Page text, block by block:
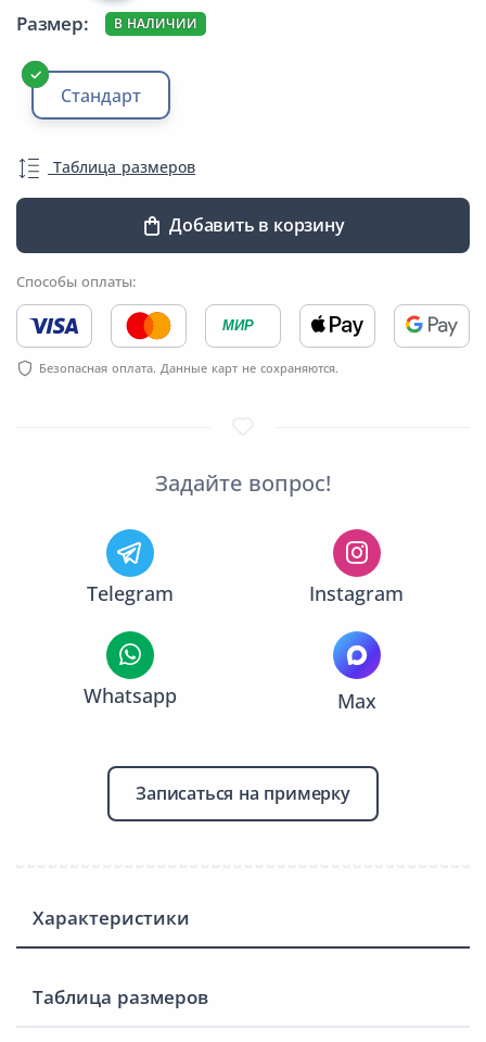
Размер: В НАЛИЧИИ
Стандарт
Таблица размеров
Добавить в корзину
Способы оплаты:
МИР
Безопасная оплата. Данные карт не сохраняются.
Задайте вопрос!
Telegram Instagram
Whatsapp Max
Записаться на примерку
Характеристики
Таблица размеров